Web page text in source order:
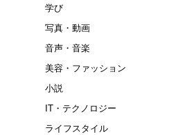
学び
写真・動画
音声・音楽
美容・ファッション
小説
IT・テクノロジー
ライフスタイル